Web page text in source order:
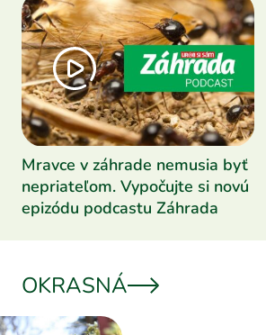
Mravce v záhrade nemusia byť
nepriateľom. Vypočujte si novú
epizódu podcastu Záhrada
OKRASNÁ